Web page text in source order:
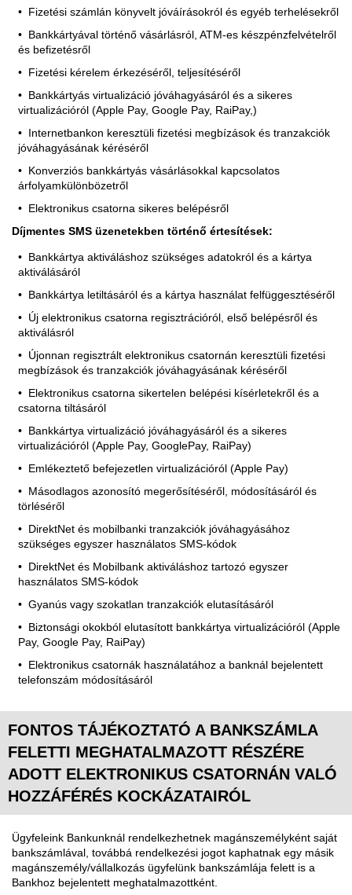
Fizetési számlán könyvelt jóváírásokról és egyéb terhelésekről
Bankkártyával történő vásárlásról, ATM-es készpénzfelvételről
és befizetésről
Fizetési kérelem érkezéséről, teljesítéséről
Bankkártyás virtualizáció jóváhagyásáról és a sikeres
virtualizációról (Apple Pay, Google Pay, RaiPay,)
Internetbankon keresztüli fizetési megbízások és tranzakciók
jóváhagyásának kéréséről
Konverziós bankkártyás vásárlásokkal kapcsolatos
árfolyamkülönbözetről
Elektronikus csatorna sikeres belépésről
Díjmentes SMS üzenetekben történő értesítések:
Bankkártya aktiváláshoz szükséges adatokról és a kártya
aktiválásáról
Bankkártya letiltásáról és a kártya használat felfüggesztéséről
Új elektronikus csatorna regisztrációról, első belépésről és
aktiválásról
Újonnan regisztrált elektronikus csatornán keresztüli fizetési
megbízások és tranzakciók jóváhagyásának kéréséről
Elektronikus csatorna sikertelen belépési kísérletekről és a
csatorna tiltásáról
Bankkártya virtualizáció jóváhagyásáról és a sikeres
virtualizációról (Apple Pay, GooglePay, RaiPay)
Emlékeztető befejezetlen virtualizációról (Apple Pay)
Másodlagos azonosító megerősítéséről, módosításáról és
törléséről
DirektNet és mobilbanki tranzakciók jóváhagyásához
szükséges egyszer használatos SMS-kódok
DirektNet és Mobilbank aktiváláshoz tartozó egyszer
használatos SMS-kódok
Gyanús vagy szokatlan tranzakciók elutasításáról
Biztonsági okokból elutasított bankkártya virtualizációról (Apple
Pay, Google Pay, RaiPay)
Elektronikus csatornák használatához a banknál bejelentett
telefonszám módosításáról
FONTOS TÁJÉKOZTATÓ A BANKSZÁMLA
FELETTI MEGHATALMAZOTT RÉSZÉRE
ADOTT ELEKTRONIKUS CSATORNÁN VALÓ
HOZZÁFÉRÉS KOCKÁZATAIRÓL
Ügyfeleink Bankunknál rendelkezhetnek magánszemélyként saját
bankszámlával, továbbá rendelkezési jogot kaphatnak egy másik
magánszemély/vállalkozás ügyfelünk bankszámlája felett is a
Bankhoz bejelentett meghatalmazottként.